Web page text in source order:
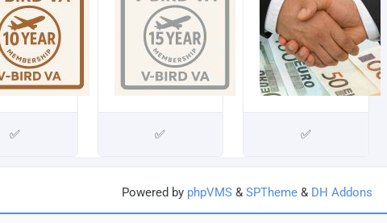
✅ ✅ ✅
Powered by phpVMS & SPTheme & DH Addons